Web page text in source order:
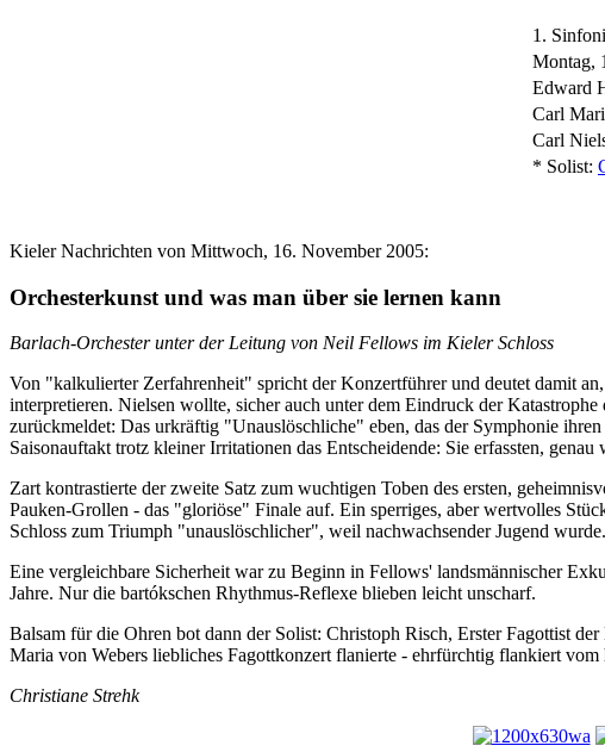
1.
Montag,
Edward
Carl
Carl
* Solist:
Kieler Nachrichten von Mittwoch, 16. November 2005:
Orchesterkunst und was man über sie lernen kann
Barlach-Orchester unter der Leitung von Neil Fellows im Kieler Schloss
Von "kalkulierter Zerfahrenheit" spricht der Konzertführer und deutet damit
interpretieren. Nielsen wollte, sicher auch unter dem Eindruck der
zurückmeldet: Das urkräftig "Unauslöschliche" eben, das der Symphonie
Saisonauftakt trotz kleiner Irritationen das Entscheidende: Sie erfassten,
Zart kontrastierte der zweite Satz zum wuchtigen Toben des ersten,
Pauken-Grollen - das "gloriöse" Finale auf. Ein sperriges, aber wertvolles
Schloss zum Triumph "unauslöschlicher", weil nachwachsender Jugend wurde.
Eine vergleichbare Sicherheit war zu Beginn in Fellows' landsmännischer
Jahre. Nur die bartókschen Rhythmus-Reflexe blieben leicht unscharf.
Balsam für die Ohren bot dann der Solist: Christoph Risch, Erster Fagottist
Maria von Webers liebliches Fagottkonzert flanierte - ehrfürchtig flankiert
Christiane Strehk